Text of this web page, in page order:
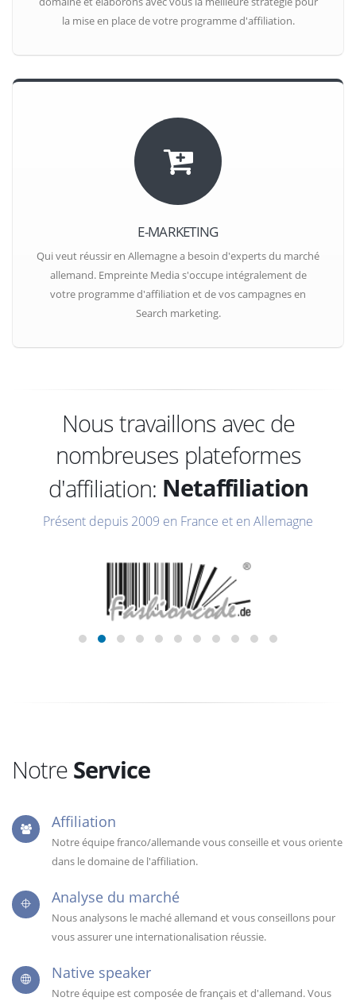
la mise en place de votre programme d'affiliation.
E-MARKETING
Qui veut réussir en Allemagne a besoin d'experts du marché
allemand. Empreinte Media s'occupe intégralement de
votre programme d'affiliation et de vos campagnes en
Search marketing.
Nous travaillons avec de
nombreuses plateformes
d'affiliation:
Zanox
Netaffiliation
Affilinet
Belboon
Tradedoubler
Public Idée
Présent depuis 2009 en France et en Allemagne
Notre Service
Affiliation
Notre équipe franco/allemande vous conseille et vous oriente
dans le domaine de l'affiliation.
Analyse du marché
Nous analysons le maché allemand et vous conseillons pour
vous assurer une internationalisation réussie.
Native speaker
Notre équipe est composée de français et d'allemand. Vous